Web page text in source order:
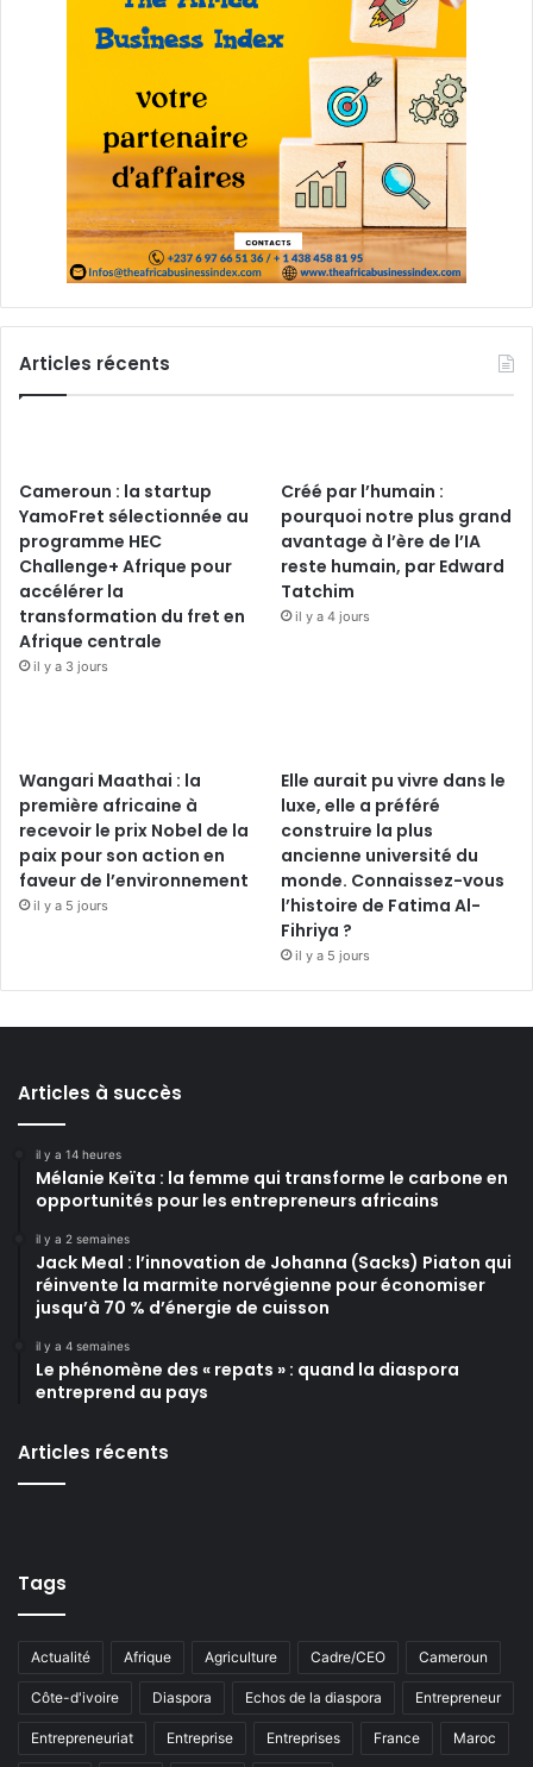
Articles récents
Cameroun : la startup
YamoFret sélectionnée au
programme HEC
Challenge+ Afrique pour
accélérer la
transformation du fret en
Afrique centrale
il y a 3 jours
Créé par l’humain :
pourquoi notre plus grand
avantage à l’ère de l’IA
reste humain, par Edward
Tatchim
il y a 4 jours
Wangari Maathai : la
première africaine à
recevoir le prix Nobel de la
paix pour son action en
faveur de l’environnement
il y a 5 jours
Elle aurait pu vivre dans le
luxe, elle a préféré
construire la plus
ancienne université du
monde. Connaissez-vous
l’histoire de Fatima Al-
Fihriya ?
il y a 5 jours
Articles à succès
il y a 14 heures
Mélanie Keïta : la femme qui transforme le carbone en
opportunités pour les entrepreneurs africains
il y a 2 semaines
Jack Meal : l’innovation de Johanna (Sacks) Piaton qui
réinvente la marmite norvégienne pour économiser
jusqu’à 70 % d’énergie de cuisson
il y a 4 semaines
Le phénomène des « repats » : quand la diaspora
entreprend au pays
Articles récents
Tags
Actualité Afrique Agriculture Cadre/CEO Cameroun
Côte-d'ivoire Diaspora Echos de la diaspora Entrepreneur
Entrepreneuriat Entreprise Entreprises France Maroc